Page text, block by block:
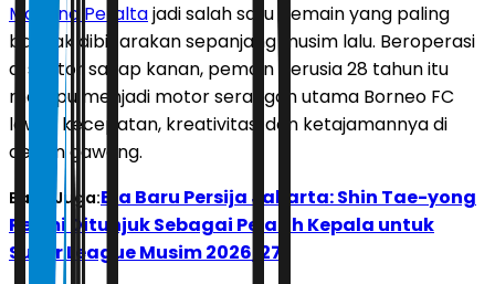
Mariano Peraltajadi salah satu pemain yang paling
banyak dibicarakan sepanjang musim lalu. Beroperasi
di sektor sayap kanan, pemain berusia 28 tahun itu
mampu menjadi motor serangan utama Borneo FC
lewat kecepatan, kreativitas, dan ketajamannya di
depan gawang.
Baca Juga:Era Baru Persija Jakarta: Shin Tae-yong
Resmi Ditunjuk Sebagai Pelatih Kepala untuk
Super League Musim 2026/27